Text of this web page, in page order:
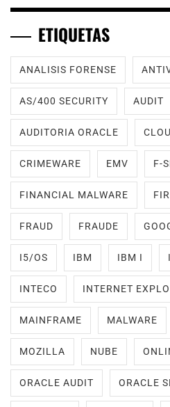
ETIQUETAS
ANALISIS FORENSE
AS/400 SECURITY AUDIT
AUDITORIA ORACLE
CRIMEWARE EMV F-
FINANCIAL MALWARE
FRAUD FRAUDE
I5/OS IBM IBM I
INTECO INTERNET
MAINFRAME MALWARE
MOZILLA NUBE
ORACLE AUDIT ORACLE